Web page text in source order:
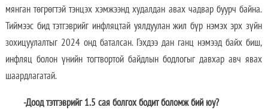
мянган төгрөгтэй тэнцэх хэмжээнд худалдан авах чадвар буурч байна.
Тиймээс бид тэтгэврийг инфляцтай уялдуулан жил бүр нэмэх эрх зүйн
зохицуулалтыг 2024 онд баталсан. Гэхдээ дан ганц нэмээд байх биш,
инфляц болон үнийн тогтвортой байдлын бодлогыг давхар авч явах
шаардлагатай.
-Доод тэтгэврийг 1.5 сая болгох бодит боломж бий юу?